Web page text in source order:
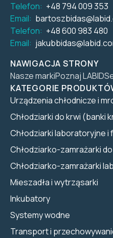
Telefon: +48 794 009 353
Email:
Telefon: +48 600 983 480
Email:
NAWIGACJA STRONY
Nasze markiPoznaj LABID
KATEGORIE
Urządzenia chłodnicze i
Chłodziarki do krwi (banki
Chłodziarki laboratoryjne
Chłodziarko-zamrażarki
Chłodziarko-zamrażarki
Mieszadła i wytrząsarki
Inkubatory
Systemy wodne
Transport i